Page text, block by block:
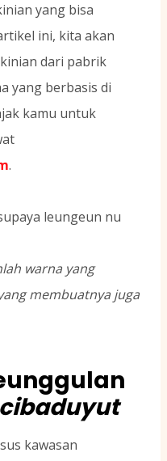
yang bisa
ini, kita akan
dari pabrik
yang berbasis di
kamu untuk
.
leungeun nu
warna yang
membuatnya juga
kawasan